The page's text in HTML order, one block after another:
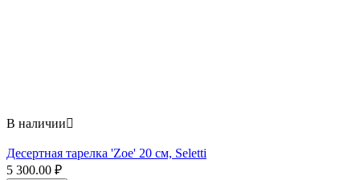
В наличии
Десертная тарелка 'Zoe' 20 см, Seletti
5 300.00 ₽